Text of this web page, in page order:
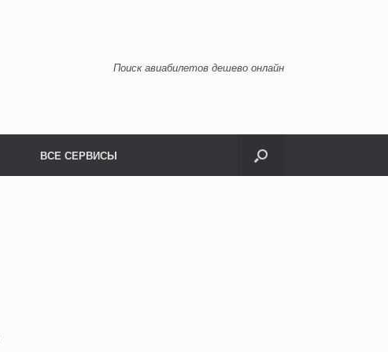
Поиск авиабилетов дешево онлайн
ВСЕ СЕРВИСЫ